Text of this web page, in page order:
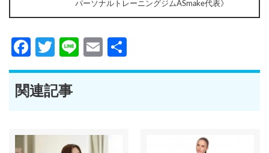
パーソナルトレーニングジムASmake代表》
Facebook
Twitter
LineEmail
有
関連記事